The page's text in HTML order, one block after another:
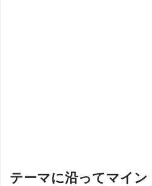
テーマに沿ってマイ